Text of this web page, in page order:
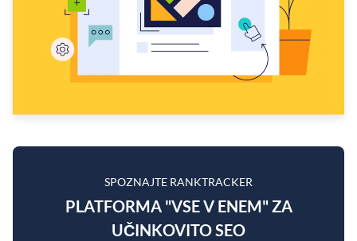
SPOZNAJTE RANKTRACKER
PLATFORMA "VSE V ENEM" ZA
UČINKOVITO SEO